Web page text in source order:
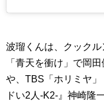
波瑠くんは、クック
「青天を衝け」で岡
や、TBS「ホリミヤ
ドい2人-K2-』神崎隆